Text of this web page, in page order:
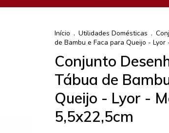
Início . Utilidades Domésticas .
de Bambu e Faca para Queijo - Lyor
Conjunto
Tábua de
Queijo - Lyor -
5,5x22,5cm